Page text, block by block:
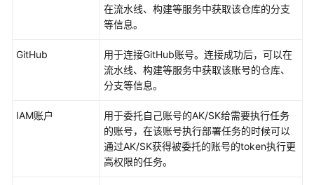
在流水线、构建等服务中获取该仓库的分支
等信息。
GitHub
用于连接GitHub账号。连接成功后，可以在
流水线、构建等服务中获取该账号的仓库、
分支等信息。
IAM账户
用于委托自己账号的AK/SK给需要执行任务
的账号，在该账号执行部署任务的时候可以
通过AK/SK获得被委托的账号的token执行更
高权限的任务。